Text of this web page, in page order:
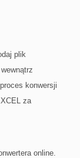
plik
konwersji
za
online.